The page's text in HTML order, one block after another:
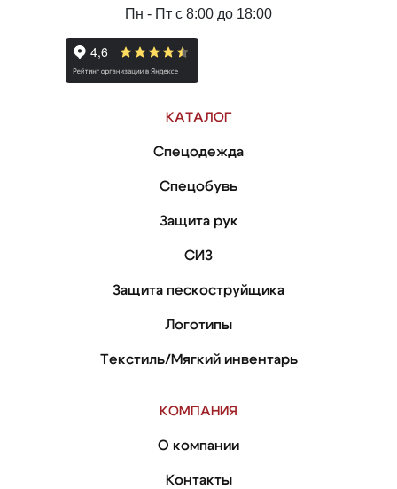
Пн - Пт с 8:00 до 18:00
КАТАЛОГ
Спецодежда
Спецобувь
Защита рук
СИЗ
Защита пескоструйщика
Логотипы
Текстиль/Мягкий инвентарь
КОМПАНИЯ
О компании
Контакты